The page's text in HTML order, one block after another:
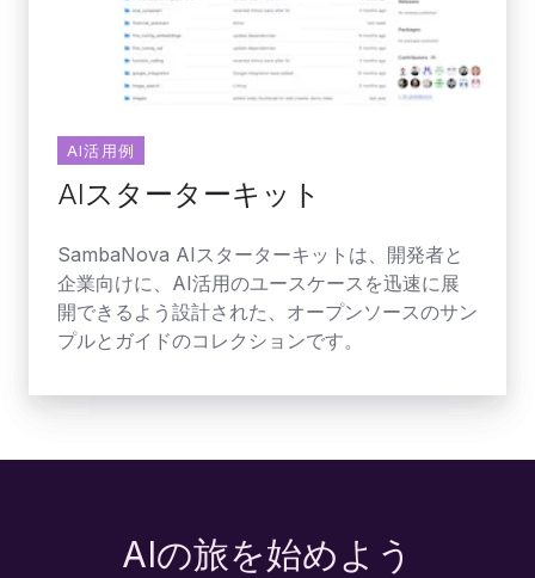
AI活用例
AIスターターキット
SambaNova AIスターターキットは、開発者と
企業向けに、AI活用のユースケースを迅速に展
開できるよう設計された、オープンソースのサン
プルとガイドのコレクションです。
AIの旅を始めよう